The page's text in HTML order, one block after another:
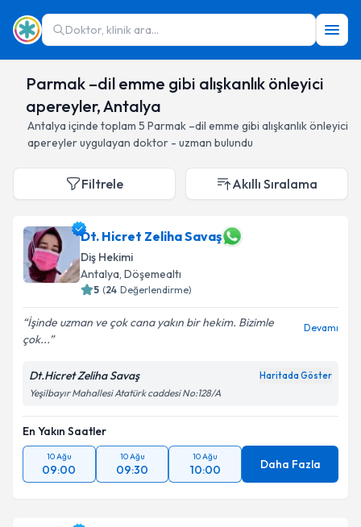
Doktor, klinik ara...
Parmak –dil emme gibi alışkanlık önleyici
apereyler, Antalya
Antalya içinde toplam 5 Parmak –dil emme gibi alışkanlık önleyici
apereyleruygulayan doktor - uzman bulundu
Filtrele Akıllı Sıralama
Dt. Hicret Zeliha Savaş
Diş Hekimi
Antalya, Döşemealtı
5 (24 Değerlendirme)
İşinde uzman ve çok cana yakın bir hekim. Bizimle
çok...
Devamı
Dt.Hicret Zeliha Savaş Haritada Göster
Yeşilbayır Mahallesi Atatürk caddesi No:128/A
En Yakın Saatler
10 Ağu
09:00
10 Ağu
09:30
10 Ağu
10:00 Daha Fazla